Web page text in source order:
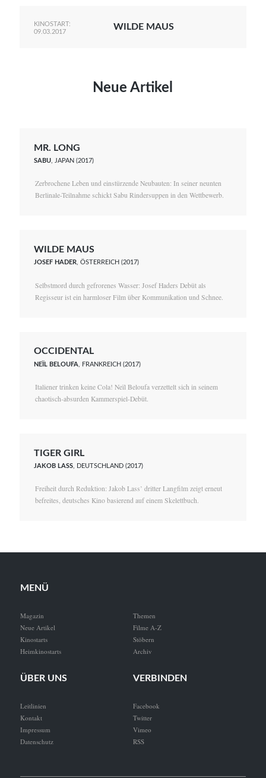
KINOSTART:
09.03.2017
WILDE MAUS
Neue Artikel
MR. LONG
SABU , JAPAN (2017)
Zerbrochene Leben und einstürzende Neubauten: In seiner neunten
Berlinale-Teilnahme schickt Sabu Rindersuppen in den Wettbewerb.
WILDE MAUS
JOSEF HADER , ÖSTERREICH (2017)
Selbstmord durch gefrorenes Wasser: Josef Haders Debüt als
Regisseur ist ein harmloser Film über Kommunikation und Schnee.
OCCIDENTAL
NEÏL BELOUFA , FRANKREICH (2017)
Italiener trinken keine Cola! Neïl Beloufa verzettelt sich in seinem
chaotisch-absurden Kammerspiel-Debüt.
TIGER GIRL
JAKOB LASS , DEUTSCHLAND (2017)
Freiheit durch Reduktion: Jakob Lass’ dritter Langfilm zeigt erneut
befreites, deutsches Kino basierend auf einem Skelettbuch.
MENÜ
Magazin
Neue Artikel
Kinostarts
Heimkinostarts
Themen
Filme A-Z
Stöbern
Archiv
ÜBER UNS
Leitlinien
Kontakt
Impressum
Datenschutz
VERBINDEN
Facebook
Twitter
Vimeo
RSS